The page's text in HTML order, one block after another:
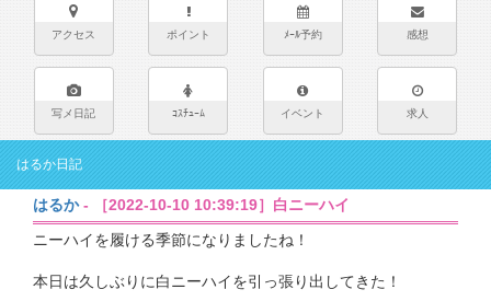
アクセス ポイント ﾒｰﾙ予約 感想
写メ日記 ｺｽﾁｭｰﾑ イベント 求人
はるか日記
はるか- ［2022-10-10 10:39:19］白ニーハイ
ニーハイを履ける季節になりましたね！
本日は久しぶりに白ニーハイを引っ張り出してきた！